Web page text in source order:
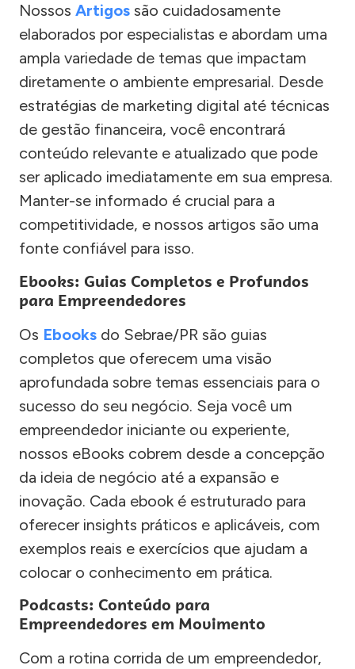
Nossos Artigos são cuidadosamente
elaborados por especialistas e abordam uma
ampla variedade de temas que impactam
diretamente o ambiente empresarial. Desde
estratégias de marketing digital até técnicas
de gestão financeira, você encontrará
conteúdo relevante e atualizado que pode
ser aplicado imediatamente em sua empresa.
Manter-se informado é crucial para a
competitividade, e nossos artigos são uma
fonte confiável para isso.
Ebooks: Guias Completos e Profundos
para Empreendedores
Os Ebooks do Sebrae/PR são guias
completos que oferecem uma visão
aprofundada sobre temas essenciais para o
sucesso do seu negócio. Seja você um
empreendedor iniciante ou experiente,
nossos eBooks cobrem desde a concepção
da ideia de negócio até a expansão e
inovação. Cada ebook é estruturado para
oferecer insights práticos e aplicáveis, com
exemplos reais e exercícios que ajudam a
colocar o conhecimento em prática.
Podcasts: Conteúdo para
Empreendedores em Movimento
Com a rotina corrida de um empreendedor,